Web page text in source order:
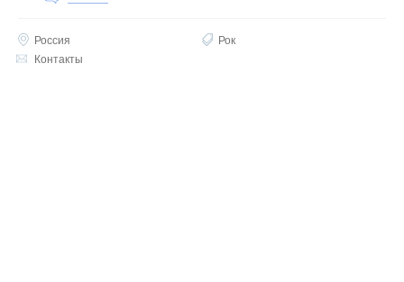
Россия
Рок
Контакты